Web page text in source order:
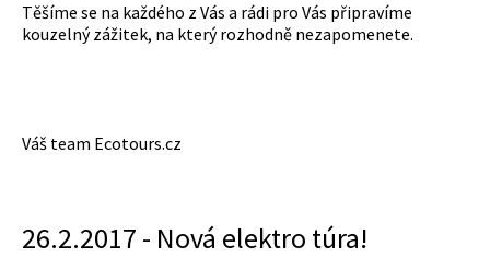
Těšíme se na každého z Vás a rádi pro Vás připravíme
kouzelný zážitek, na který rozhodně nezapomenete.
Váš team Ecotours.cz
26.2.2017 - Nová elektro túra!